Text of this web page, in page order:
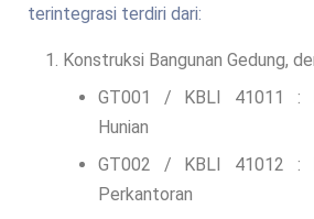
terintegrasi terdiri dari:
Konstruksi Bangunan Gedung,
GT001 / KBLI 41011 :
Hunian
GT002 / KBLI 41012 :
Perkantoran